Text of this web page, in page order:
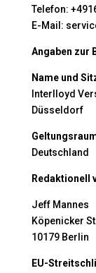
Telefon:
E-Mail:
Angaben zur
Name und
Interlloyd
Düsseldorf
Deutschland
Redaktionell
Jeff Mannes
Köpenicker
10179 Berlin
EU-